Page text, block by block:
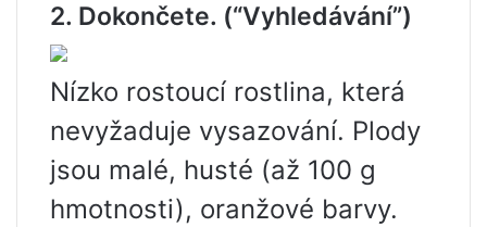
2. Dokončete. (“Vyhledávání”)
Nízko rostoucí rostlina, která
nevyžaduje vysazování. Plody
jsou malé, husté (až 100 g
hmotnosti), oranžové barvy.